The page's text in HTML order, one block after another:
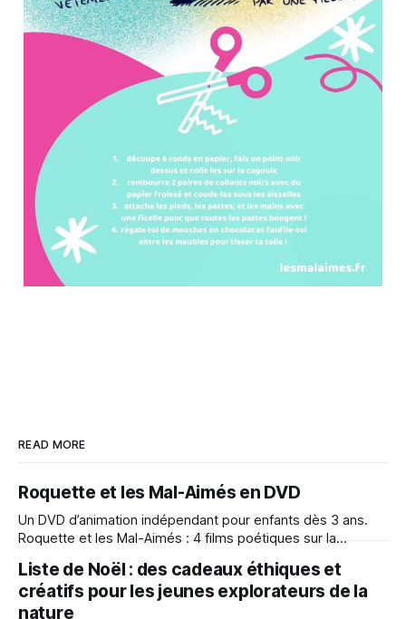
READ MORE
Roquette et les Mal-Aimés en DVD
Un DVD d’animation indépendant pour enfants dès 3 ans.
Roquette et les Mal-Aimés : 4 films poétiques sur la
Liste de Noël : des cadeaux éthiques et
créatifs pour les jeunes explorateurs de la
nature